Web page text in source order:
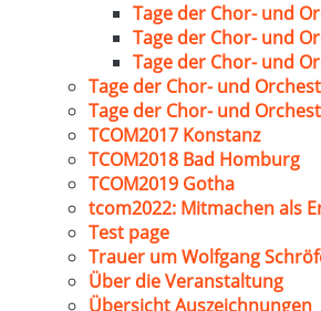
Tage der Chor- und
Tage der Chor- und
Tage der Chor- und
Tage der Chor- und
Tage der Chor- und
TCOM2017 Konstanz
TCOM2018 Bad Homburg
TCOM2019 Gotha
tcom2022: Mitmachen als
Test page
Trauer um Wolfgang
Über die Veranstaltung
Übersicht Auszeichnungen